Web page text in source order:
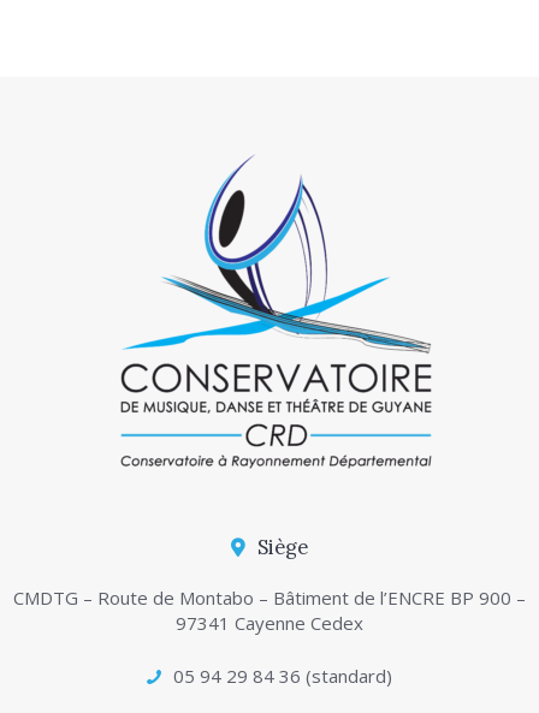
Siège
CMDTG – Route de Montabo – Bâtiment de l’ENCRE BP 900 –
97341 Cayenne Cedex
05 94 29 84 36 (standard)